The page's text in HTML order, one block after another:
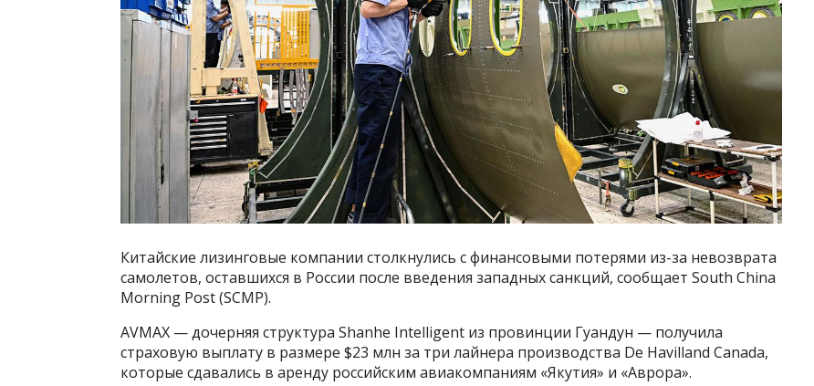
Китайские лизинговые компании столкнулись с финансовыми потерями из-за невозврата
самолетов, оставшихся в России после введения западных санкций, сообщает South China
Morning Post (SCMP).
AVMAX — дочерняя структура Shanhe Intelligent из провинции Гуандун — получила
страховую выплату в размере $23 млн за три лайнера производства De Havilland Canada,
которые сдавались в аренду российским авиакомпаниям «Якутия» и «Аврора».